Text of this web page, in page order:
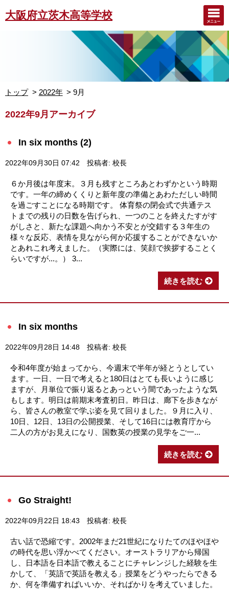
大阪府立茨木高等学校
トップ 2022年 9月
2022年9月アーカイブ
In six months (2)
2022年09月30日 07:42 投稿者: 校長
６か月後は年度末。３月も残すところあとわずかという時期
です。一年の締めくくりと新年度の準備とあわただしい時間
を過ごすことになる時期です。 体育祭の閉会式で共通テス
トまでの残りの日数を告げられ、一つのことを終えたすがす
がしさと、新たな課題へ向かう不安とが交錯する３年生の
様々な反応、表情を見ながら何か応援することができないか
とあれこれ考えました。（実際には、笑顔で挨拶することく
らいですが...。） 3...
続きを読む
In six months
2022年09月28日 14:48 投稿者: 校長
令和4年度が始まってから、今週末で半年が経とうとしてい
ます。一日、一日で考えると180日はとても長いように感じ
ますが、月単位で振り返るとあっという間であったような気
もします。明日は前期末考査初日。昨日は、廊下を歩きなが
ら、皆さんの教室で学ぶ姿を見て回りました。９月に入り、
10日、12日、13日の公開授業、そして16日には教育庁から
二人の方がお見えになり、国数英の授業の見学をご一...
続きを読む
Go Straight!
2022年09月22日 18:43 投稿者: 校長
古い話で恐縮です。2002年まだ21世紀になりたてのほやほや
の時代を思い浮かべてください。オーストラリアから帰国
し、日本語を日本語で教えることにチャレンジした経験を生
かして、「英語で英語を教える」授業をどうやったらできる
か、何を準備すればいいか、そればかりを考えていました。